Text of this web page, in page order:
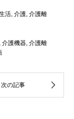
活, 介護, 介護離
, 介護機器, 介護離